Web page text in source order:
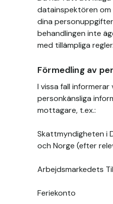
datainspektören om
dina
behandlingen inte
med tillämpliga regler.
Förmedling av
I vissa fall informerar
personkänsliga
mottagare, t.ex.:
Skattmyndigheten i
och Norge (efter
Arbejdsmarkedets
Feriekonto